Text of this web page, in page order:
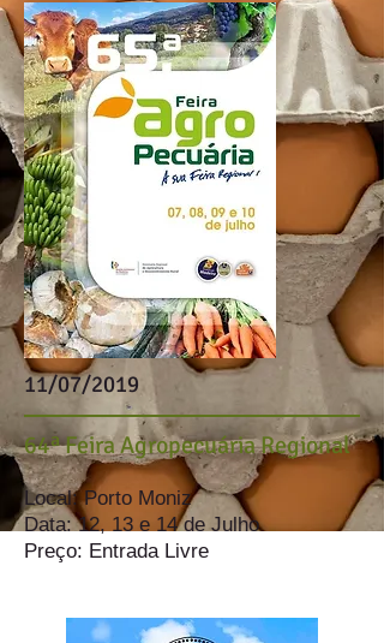
11/07/2019
64ª Feira Agropecuária Regional
Local: Porto Moniz
Data: 12, 13 e 14 de Julho
Preço: Entrada Livre